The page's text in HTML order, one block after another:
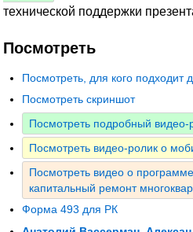
технической поддержки
Посмотреть
Посмотреть, для кого подходит
Посмотреть скриншот
Посмотреть подробный
Посмотреть видео-ролик о
Посмотреть видео о
капитальный ремонт
Форма 493 для РК